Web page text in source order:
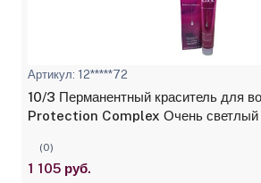
Артикул: 12*****72
10/3 Перманентный краситель для
Protection Complex Очень светлый
(0)
1 105 руб.